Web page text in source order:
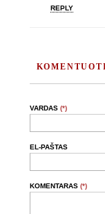
REPLY
VARDAS (*)
EL-PAŠTAS
KOMENTARAS (*)